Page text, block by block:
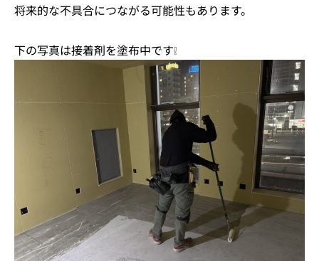
将来的な不具合につながる可能性もあります。
下の写真は接着剤を塗布中です❕